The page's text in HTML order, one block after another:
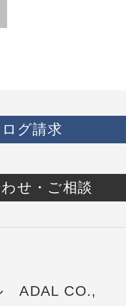
グ請求
せ・ご相談
ADAL CO.,